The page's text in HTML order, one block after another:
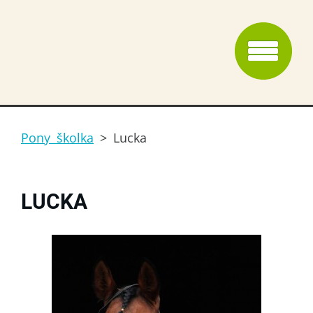
Pony školka > Lucka
LUCKA